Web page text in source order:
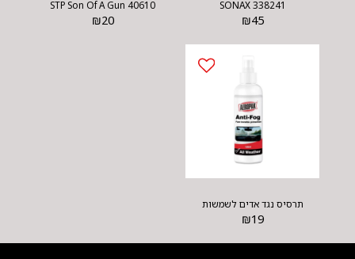
SONAX 338241
₪45
STP Son Of A Gun 40610
₪20
תרסיס נגד אדים לשמשות
₪19